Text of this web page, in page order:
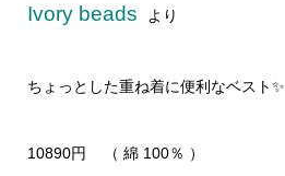
Ivory beads より
ちょっとした重ね着に便利なベスト✨
10890円 （ 綿 100％ ）